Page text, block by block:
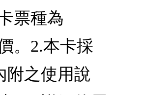
票種為
。2.本卡採
附之使用說